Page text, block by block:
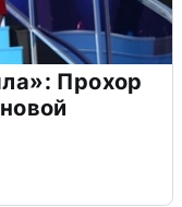
Прохор